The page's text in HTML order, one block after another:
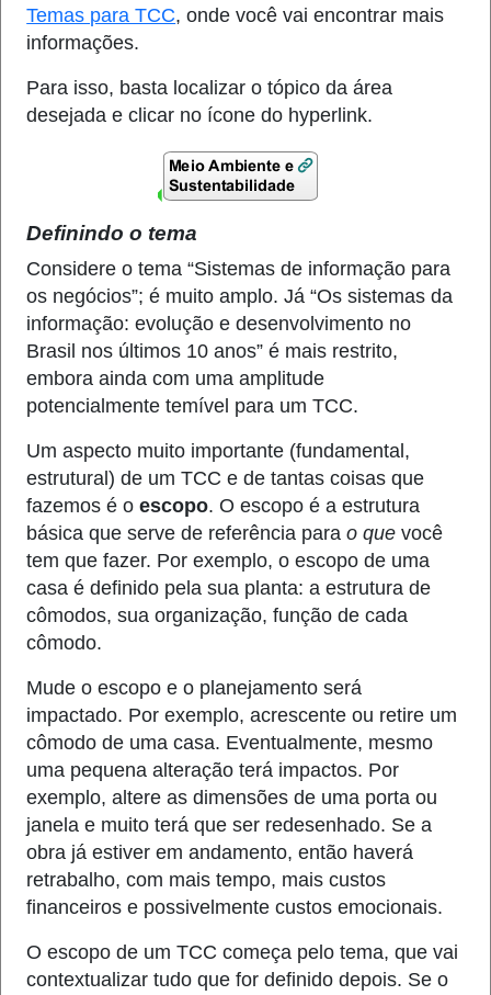
Temas para TCC, onde você vai encontrar mais
informações.
Para isso, basta localizar o tópico da área
desejada e clicar no ícone do hyperlink.
Definindo o tema
Considere o tema “Sistemas de informação para
os negócios”; é muito amplo. Já “Os sistemas da
informação: evolução e desenvolvimento no
Brasil nos últimos 10 anos” é mais restrito,
embora ainda com uma amplitude
potencialmente temível para um TCC.
Um aspecto muito importante (fundamental,
estrutural) de um TCC e de tantas coisas que
fazemos é oescopo. O escopo é a estrutura
básica que serve de referência parao que você
tem que fazer. Por exemplo, o escopo de uma
casa é definido pela sua planta: a estrutura de
cômodos, sua organização, função de cada
cômodo.
Mude o escopo e o planejamento será
impactado. Por exemplo, acrescente ou retire um
cômodo de uma casa. Eventualmente, mesmo
uma pequena alteração terá impactos. Por
exemplo, altere as dimensões de uma porta ou
janela e muito terá que ser redesenhado. Se a
obra já estiver em andamento, então haverá
retrabalho, com mais tempo, mais custos
financeiros e possivelmente custos emocionais.
O escopo de um TCC começa pelo tema, que vai
contextualizar tudo que for definido depois. Se o